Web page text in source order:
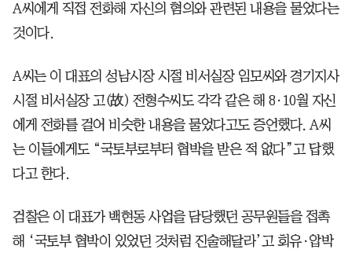
A씨에게 직접 전화해 자신의 혐의와 관련된 내용을 물었다는
것이다.
A씨는 이 대표의 성남시장 시절 비서실장 임모씨와 경기지사
시절 비서실장 고(故) 전형수씨도 각각 같은 해 8·10월 자신
에게 전화를 걸어 비슷한 내용을 물었다고도 증언했다. A씨
는 이들에게도 “국토부로부터 협박을 받은 적 없다”고 답했
다고 한다.
검찰은 이 대표가 백현동 사업을 담당했던 공무원들을 접촉
해 ‘국토부 협박이 있었던 것처럼 진술해달라’고 회유·압박